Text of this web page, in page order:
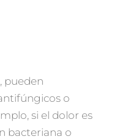
pueden
o
si el dolor es
bacteriana o